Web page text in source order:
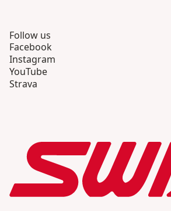
Follow us
Facebook
Instagram
YouTube
Strava